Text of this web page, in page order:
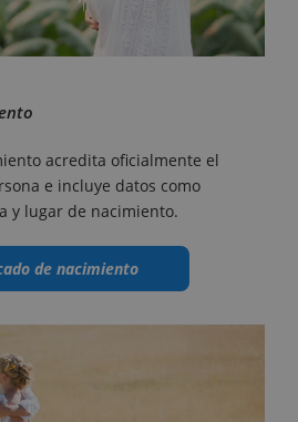
acredita oficialmente el
e incluye datos como
y lugar de nacimiento.
de nacimiento